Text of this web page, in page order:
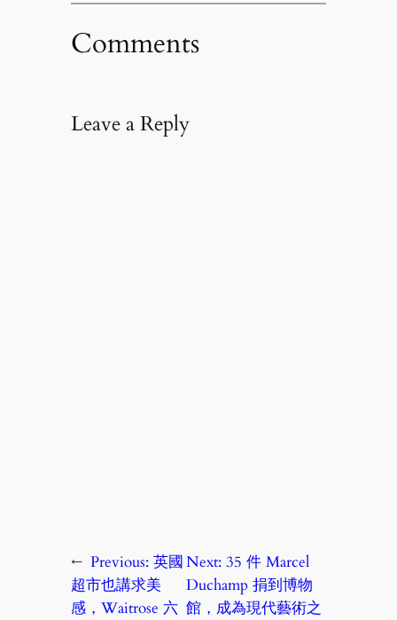
Comments
Leave a Reply
← Previous: 英國
超市也講求美
感，Waitrose 六
Next: 35 件 Marcel
Duchamp 捐到博物
館，成為現代藝術之